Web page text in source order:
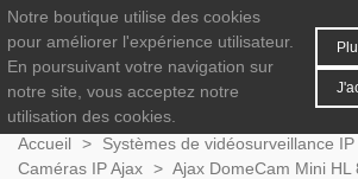
Accueil > Systèmes de vidéosurveillance IP
Caméras IP Ajax > Ajax DomeCam Mini HL
Notre boutique utilise des cookies
pour améliorer l'expérience utilisateur.
En poursuivant votre navigation sur
notre site, vous acceptez notre
utilisation des cookies.